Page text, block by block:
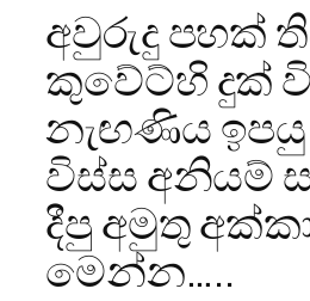
අවුරුදු පහක්
කුවේට්හි දුක්
නැඟණිය
විස්ස අනියම්
දීපු අමුතු
මෙන්න…..